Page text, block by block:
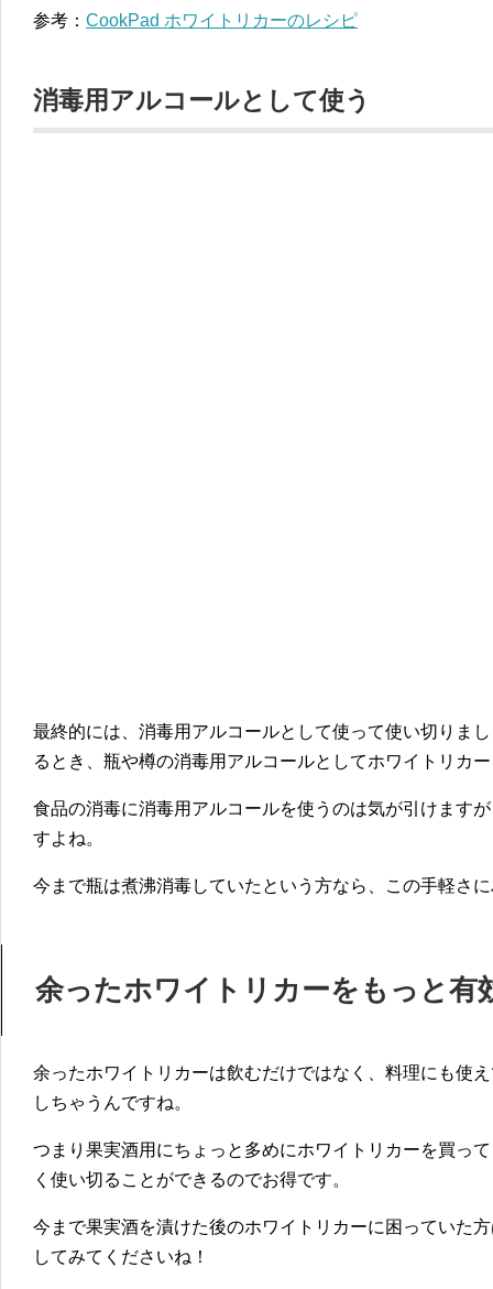
参考： CookPad ホワイトリカーのレシピ
消毒用アルコールとして使う
最終的には、消毒用アルコールとして使って使い切りま
るとき、瓶や樽の消毒用アルコールとしてホワイトリカ
食品の消毒に消毒用アルコールを使うのは気が引けます
すよね。
今まで瓶は煮沸消毒していたという方なら、この手軽さ
余ったホワイトリカーをもっと有
余ったホワイトリカーは飲むだけではなく、料理にも使
しちゃうんですね。
つまり果実酒用にちょっと多めにホワイトリカーを買っ
く使い切ることができるのでお得です。
今まで果実酒を漬けた後のホワイトリカーに困っていた
してみてくださいね！